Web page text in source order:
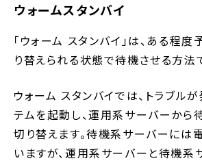
ウォームスタンバイ
「ウォーム スタンバイ」は、ある程
り替えられる状態で待機させる方法
ウォーム スタンバイでは、トラブル
テムを起動し、運用系サーバーから
切り替えます。待機系サーバーには
いますが、運用系サーバーと待機系